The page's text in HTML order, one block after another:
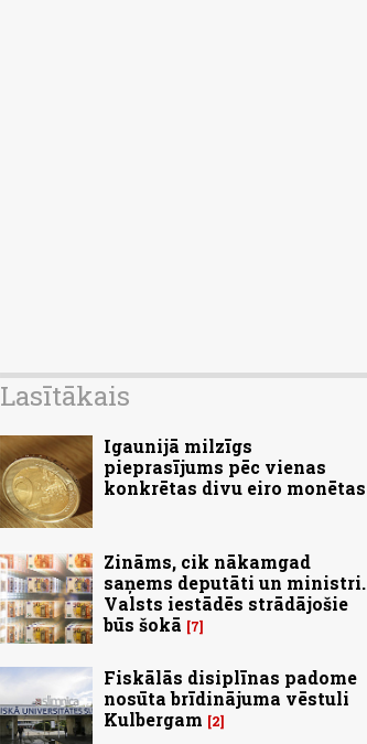
Lasītākais
Igaunijā milzīgs
pieprasījums pēc vienas
konkrētas divu eiro monētas
Zināms, cik nākamgad
saņems deputāti un ministri.
Valsts iestādēs strādājošie
būs šokā
7
Fiskālās disiplīnas padome
nosūta brīdinājuma vēstuli
Kulbergam
2